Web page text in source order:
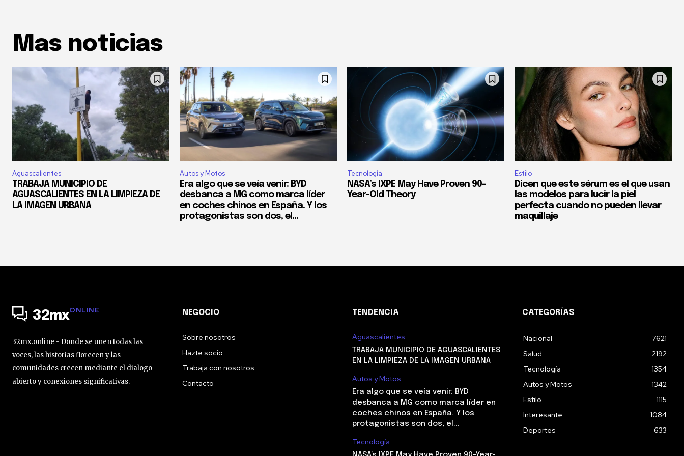
Mas noticias
Aguascalientes
TRABAJA MUNICIPIO DE
AGUASCALIENTES EN LA LIMPIEZA DE
LA IMAGEN URBANA
Autos y Motos
Era algo que se veía venir: BYD
desbanca a MG como marca líder
en coches chinos en España. Y los
protagonistas son dos, el...
Tecnología
NASA’s IXPE May Have Proven 90-
Year-Old Theory
Estilo
Dicen que este sérum es el que usan
las modelos para lucir la piel
perfecta cuando no pueden llevar
maquillaje
32mxONLINE
32mx.online - Donde se unen todas las
voces, las historias florecen y las
comunidades crecen mediante el dialogo
abierto y conexiones significativas.
NEGOCIO
Sobre nosotros
Hazte socio
Trabaja con nosotros
Contacto
TENDENCIA
Aguascalientes
TRABAJA MUNICIPIO DE AGUASCALIENTES
EN LA LIMPIEZA DE LA IMAGEN URBANA
Autos y Motos
Era algo que se veía venir: BYD
desbanca a MG como marca líder en
coches chinos en España. Y los
protagonistas son dos, el...
Tecnología
CATEGORÍAS
Nacional
7621
Salud
2192
Tecnología
1354
Autos y Motos
1342
Estilo
1115
Interesante
1084
Deportes
633